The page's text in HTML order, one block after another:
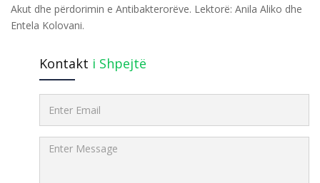
Akut dhe përdorimin e Antibakterorëve. Lektorë: Anila Aliko dhe
Entela Kolovani.
Kontakt i Shpejtë